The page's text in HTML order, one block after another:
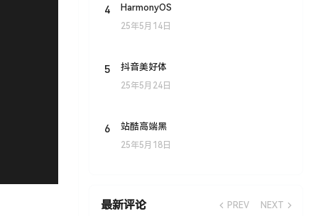
4 HarmonyOS
25年5月14日
5 抖音美好体
25年5月24日
6 站酷高端黑
25年5月18日
最新评论 PREV NEXT